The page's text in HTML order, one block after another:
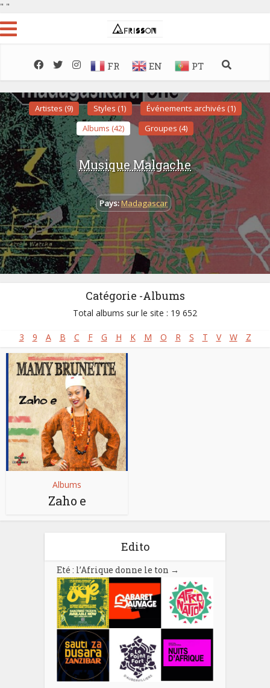
" "
FR EN PT
Artistes (9) Styles (1)
Événements archivés (1)
Albums (42)
Groupes (4)
Musique Malgache
Pays:Madagascar
Catégorie -Albums
Total albums sur le site : 19 652
3 9 A B C F G H K M O R S T V W Z
Albums
Zaho e
Edito
Eté : l’Afrique donne le ton →